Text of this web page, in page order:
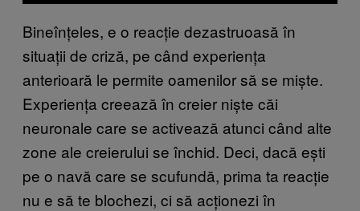
Bineînțeles, e o reacție dezastruoasă în
situații de criză, pe când experiența
anterioară le permite oamenilor să se miște.
Experiența creează în creier niște căi
neuronale care se activează atunci când alte
zone ale creierului se închid. Deci, dacă ești
pe o navă care se scufundă, prima ta reacție
nu e să te blochezi, ci să acționezi în